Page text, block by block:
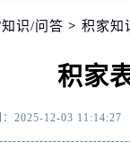
识/问答 > 积家知
积家
2025-12-03 11:14:27